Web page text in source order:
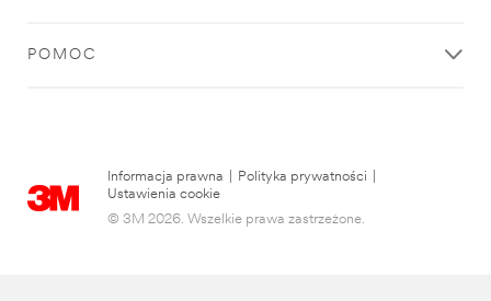
POMOC
Informacja prawna Polityka prywatności
Ustawienia cookie
© 3M 2026. Wszelkie prawa zastrzeżone.